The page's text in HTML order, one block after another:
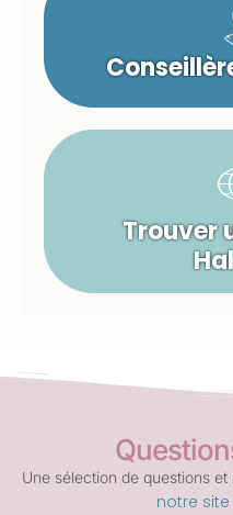
Trouver
Une sélection de questions
notre